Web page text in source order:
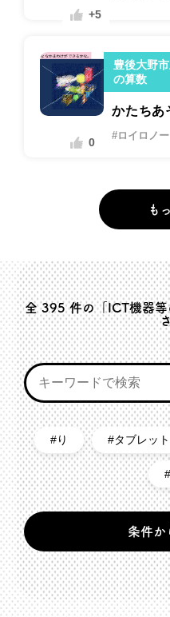
+5
豊後大野
の算数
0
かたちあ
#ロイロノー
も
全395件の「ICT機器等
り タブレット
条件か